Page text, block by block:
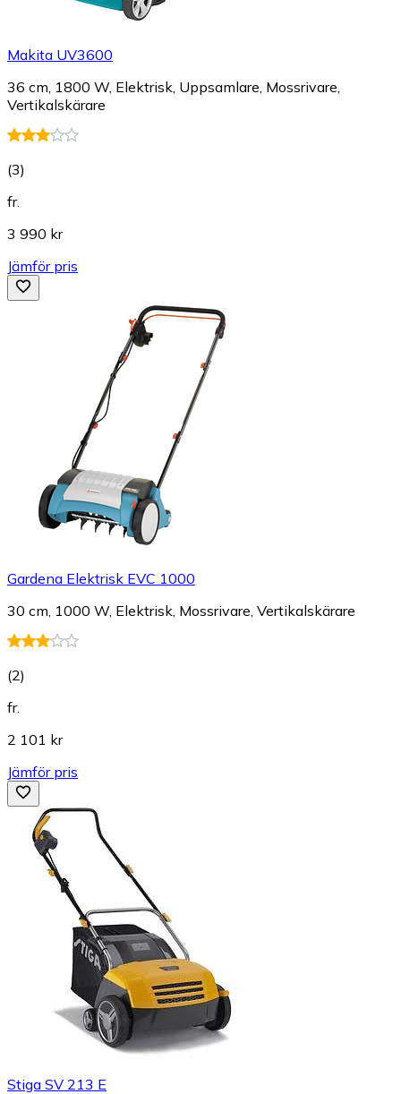
Makita UV3600
36 cm, 1800 W, Elektrisk, Uppsamlare, Mossrivare,
Vertikalskärare
(3)
fr.
3 990 kr
Jämför pris
Gardena Elektrisk EVC 1000
30 cm, 1000 W, Elektrisk, Mossrivare, Vertikalskärare
(2)
fr.
2 101 kr
Jämför pris
Stiga SV 213 E